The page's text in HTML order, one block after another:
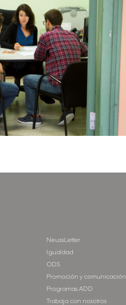
NeussLetter
Igualdad
ODS
Promoción y comunicación
Programas ADD
Trabaja con nosotros